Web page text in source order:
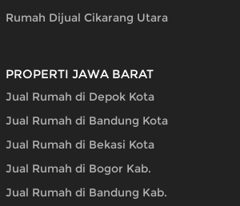
Rumah Dijual Cikarang Utara
PROPERTI JAWA BARAT
Jual Rumah di Depok Kota
Jual Rumah di Bandung Kota
Jual Rumah di Bekasi Kota
Jual Rumah di Bogor Kab.
Jual Rumah di Bandung Kab.